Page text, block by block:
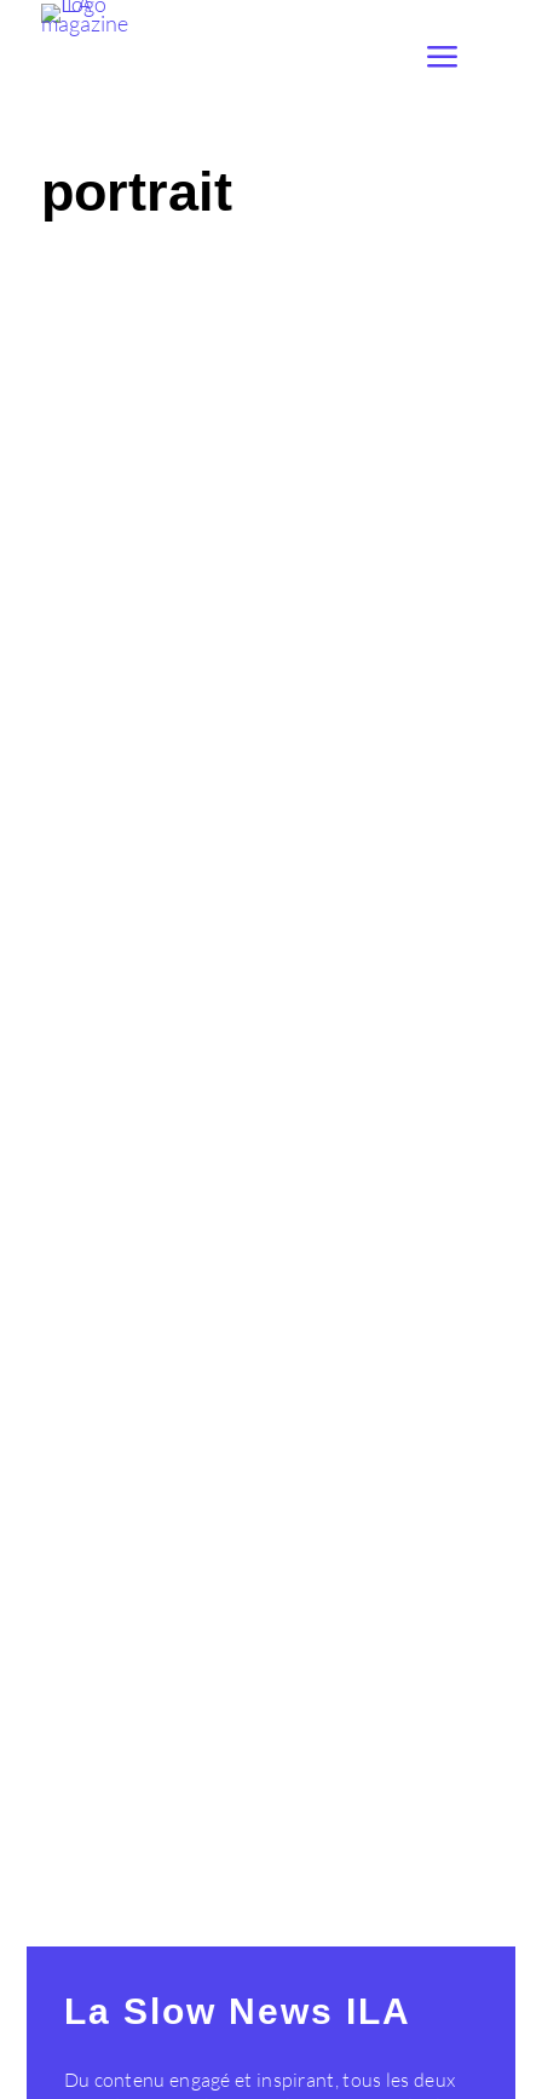
portrait
La Slow News ILA
Du contenu engagé et inspirant, tous les deux